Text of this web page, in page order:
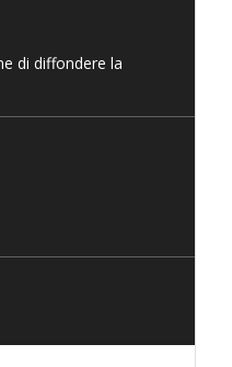
di diffondere la